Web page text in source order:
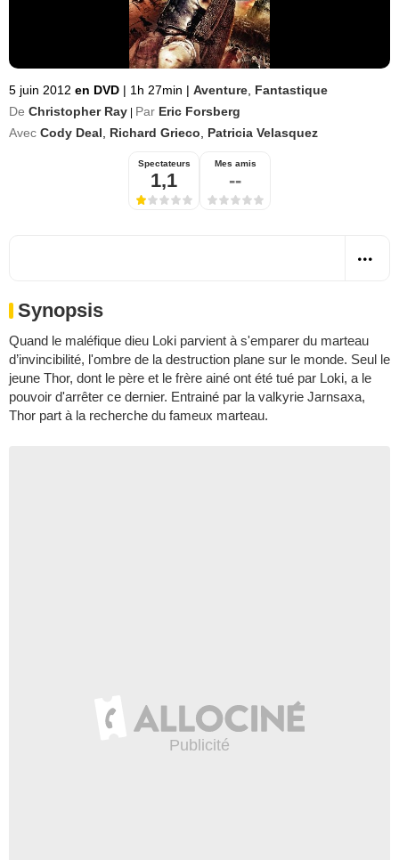
5 juin 2012 en DVD | 1h 27min | Aventure Fantastique
De Christopher Ray Par Eric Forsberg
Avec Cody Deal Richard Grieco Patricia Velasquez
Spectateurs
1,1
Mes amis
--
Synopsis
Quand le maléfique dieu Loki parvient à s'emparer du marteau
d’invincibilité, l'ombre de la destruction plane sur le monde. Seul le
jeune Thor, dont le père et le frère ainé ont été tué par Loki, a le
pouvoir d'arrêter ce dernier. Entrainé par la valkyrie Jarnsaxa,
Thor part à la recherche du fameux marteau.